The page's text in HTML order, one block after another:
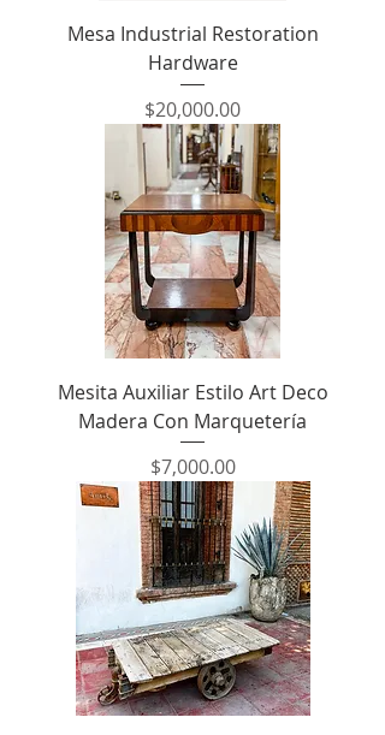
Mesa Industrial Restoration
Hardware
Precio
$20,000.00
Mesita Auxiliar Estilo Art Deco
Madera Con Marquetería
Precio
$7,000.00